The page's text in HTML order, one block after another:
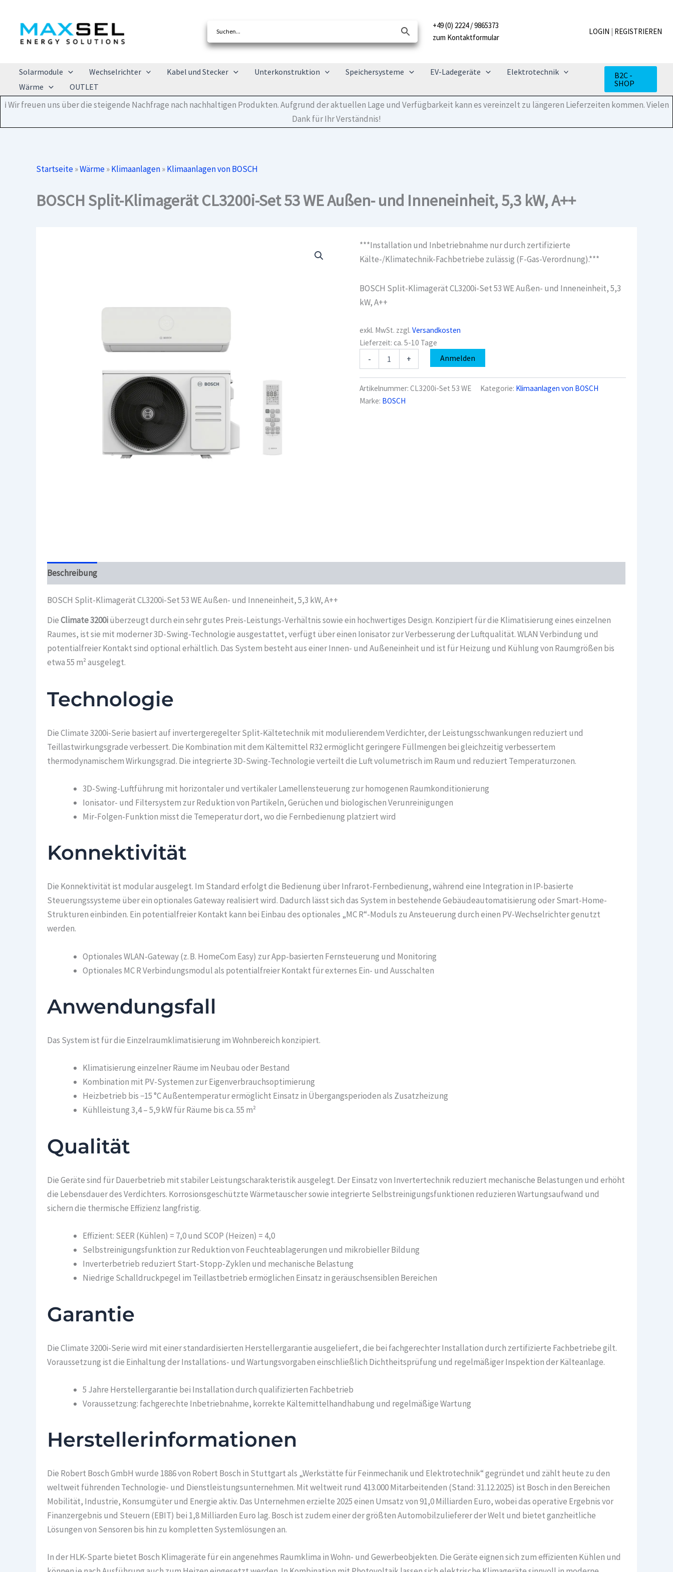
Inhalt
springen
+49 (0) 2224 / 9865373
zum Kontaktformular
LOGIN | REGISTRIEREN
Solarmodule Wechselrichter Kabel und Stecker Unterkonstruktion Speichersysteme EV-Ladegeräte
Elektrotechnik
Wärme
OUTLET
B2C -
SHOP
ℹ️ Wir freuen uns über die steigende Nachfrage nach nachhaltigen Produkten. Aufgrund der aktuellen Lage und Verfügbarkeit kann es vereinzelt zu längeren Lieferzeiten kommen. Vielen
Dank für Ihr Verständnis!
Startseite»Wärme»Klimaanlagen»Klimaanlagen von BOSCH
BOSCH Split-Klimagerät CL3200i-Set 53 WE Außen- und Inneneinheit, 5,3 kW, A++
***Installation und Inbetriebnahme nur durch zertifizierte
Kälte-/Klimatechnik-Fachbetriebe zulässig (F-Gas-Verordnung).***
BOSCH Split-Klimagerät CL3200i-Set 53 WE Außen- und Inneneinheit, 5,3
kW, A++
exkl. MwSt. zzgl.Versandkosten
Lieferzeit:ca. 5-10 Tage
-
CL3200i-
Set
53
+ Anmelden
Artikelnummer:CL3200i-Set 53 WE Kategorie: Klimaanlagen von BOSCH
Marke: BOSCH
Beschreibung
BOSCH Split-Klimagerät CL3200i-Set 53 WE Außen- und Inneneinheit, 5,3 kW, A++
DieClimate 3200iüberzeugt durch ein sehr gutes Preis-Leistungs-Verhältnis sowie ein hochwertiges Design. Konzipiert für die Klimatisierung eines einzelnen
Raumes, ist sie mit moderner 3D-Swing-Technologie ausgestattet, verfügt über einen Ionisator zur Verbesserung der Luftqualität. WLAN Verbindung und
potentialfreier Kontakt sind optional erhältlich. Das System besteht aus einer Innen- und Außeneinheit und ist für Heizung und Kühlung von Raumgrößen bis
etwa 55 m² ausgelegt.
Technologie
Die Climate 3200i-Serie basiert auf invertergeregelter Split-Kältetechnik mit modulierendem Verdichter, der Leistungsschwankungen reduziert und
Teillastwirkungsgrade verbessert. Die Kombination mit dem Kältemittel R32 ermöglicht geringere Füllmengen bei gleichzeitig verbessertem
thermodynamischem Wirkungsgrad. Die integrierte 3D-Swing-Technologie verteilt die Luft volumetrisch im Raum und reduziert Temperaturzonen.
3D-Swing-Luftführung mit horizontaler und vertikaler Lamellensteuerung zur homogenen Raumkonditionierung
Ionisator- und Filtersystem zur Reduktion von Partikeln, Gerüchen und biologischen Verunreinigungen
Mir-Folgen-Funktion misst die Temeperatur dort, wo die Fernbedienung platziert wird
Konnektivität
Die Konnektivität ist modular ausgelegt. Im Standard erfolgt die Bedienung über Infrarot-Fernbedienung, während eine Integration in IP-basierte
Steuerungssysteme über ein optionales Gateway realisiert wird. Dadurch lässt sich das System in bestehende Gebäudeautomatisierung oder Smart-Home-
Strukturen einbinden. Ein potentialfreier Kontakt kann bei Einbau des optionales „MC R“-Moduls zu Ansteuerung durch einen PV-Wechselrichter genutzt
werden.
Optionales WLAN-Gateway (z. B. HomeCom Easy) zur App-basierten Fernsteuerung und Monitoring
Optionales MC R Verbindungsmodul als potentialfreier Kontakt für externes Ein- und Ausschalten
Anwendungsfall
Das System ist für die Einzelraumklimatisierung im Wohnbereich konzipiert.
Klimatisierung einzelner Räume im Neubau oder Bestand
Kombination mit PV-Systemen zur Eigenverbrauchsoptimierung
Heizbetrieb bis −15 °C Außentemperatur ermöglicht Einsatz in Übergangsperioden als Zusatzheizung
Kühlleistung 3,4 – 5,9 kW für Räume bis ca. 55 m²
Qualität
Die Geräte sind für Dauerbetrieb mit stabiler Leistungscharakteristik ausgelegt. Der Einsatz von Invertertechnik reduziert mechanische Belastungen und erhöht
die Lebensdauer des Verdichters. Korrosionsgeschützte Wärmetauscher sowie integrierte Selbstreinigungsfunktionen reduzieren Wartungsaufwand und
sichern die thermische Effizienz langfristig.
Effizient: SEER (Kühlen) = 7,0 und SCOP (Heizen) = 4,0
Selbstreinigungsfunktion zur Reduktion von Feuchteablagerungen und mikrobieller Bildung
Inverterbetrieb reduziert Start-Stopp-Zyklen und mechanische Belastung
Niedrige Schalldruckpegel im Teillastbetrieb ermöglichen Einsatz in geräuschsensiblen Bereichen
Garantie
Die Climate 3200i-Serie wird mit einer standardisierten Herstellergarantie ausgeliefert, die bei fachgerechter Installation durch zertifizierte Fachbetriebe gilt.
Voraussetzung ist die Einhaltung der Installations- und Wartungsvorgaben einschließlich Dichtheitsprüfung und regelmäßiger Inspektion der Kälteanlage.
5 Jahre Herstellergarantie bei Installation durch qualifizierten Fachbetrieb
Voraussetzung: fachgerechte Inbetriebnahme, korrekte Kältemittelhandhabung und regelmäßige Wartung
Herstellerinformationen
Die Robert Bosch GmbH wurde 1886 von Robert Bosch in Stuttgart als „Werkstätte für Feinmechanik und Elektrotechnik“ gegründet und zählt heute zu den
weltweit führenden Technologie- und Dienstleistungsunternehmen. Mit weltweit rund 413.000 Mitarbeitenden (Stand: 31.12.2025) ist Bosch in den Bereichen
Mobilität, Industrie, Konsumgüter und Energie aktiv. Das Unternehmen erzielte 2025 einen Umsatz von 91,0 Milliarden Euro, wobei das operative Ergebnis vor
Finanzergebnis und Steuern (EBIT) bei 1,8 Milliarden Euro lag. Bosch ist zudem einer der größten Automobilzulieferer der Welt und bietet ganzheitliche
Lösungen von Sensoren bis hin zu kompletten Systemlösungen an.
In der HLK-Sparte bietet Bosch Klimageräte für ein angenehmes Raumklima in Wohn- und Gewerbeobjekten. Die Geräte eignen sich zum effizienten Kühlen und
Inneneinheit,
5,3
A++
Menge